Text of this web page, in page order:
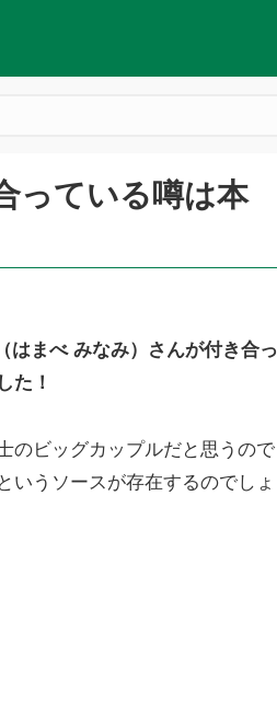
っている噂は本
はまべ みなみ）さんが付き合っ
た！
のビッグカップルだと思うので
いうソースが存在するのでしょ